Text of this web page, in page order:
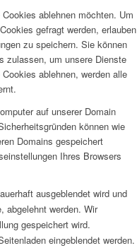
ablehnen möchten. Um
gefragt werden, erlauben
zu speichern. Sie können
zulassen, um unsere Dienste
ablehnen, werden alle
auf unserer Domain
können wie
Domains gespeichert
Ihres Browsers
ausgeblendet wird und
abgelehnt werden. Wir
gespeichert wird.
eingeblendet werden.